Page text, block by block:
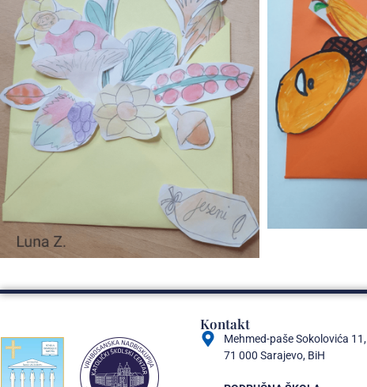
Kontakt
Mehmed-paše Sokolovića 11,
71 000 Sarajevo, BiH